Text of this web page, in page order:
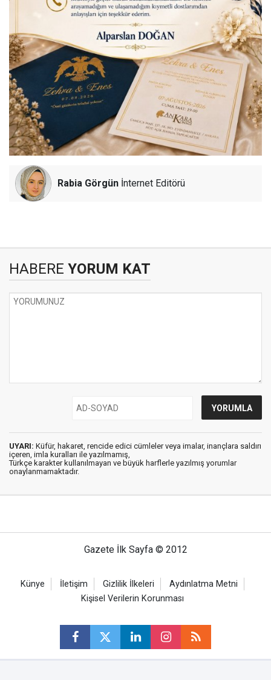
Rabia Görgün İnternet Editörü
HABERE YORUM KAT
UYARI: Küfür, hakaret, rencide edici cümleler veya imalar, inançlara saldırı
içeren, imla kuralları ile yazılmamış,
Türkçe karakter kullanılmayan ve büyük harflerle yazılmış yorumlar
onaylanmamaktadır.
Gazete İlk Sayfa © 2012
Künye İletişim Gizlilik İlkeleri
Aydınlatma Metni
Kişisel Verilerin Korunması